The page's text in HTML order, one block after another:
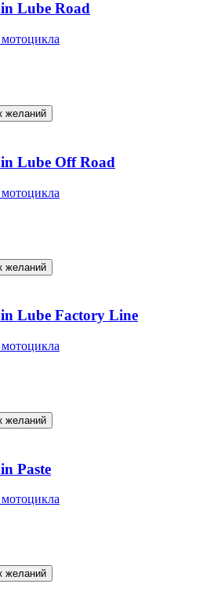
Lube Road
желаний
Lube Off Road
желаний
Lube Factory Line
желаний
Paste
желаний